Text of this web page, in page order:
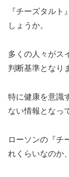
『チーズタル
しょうか。
多くの人々がス
判断基準となり
特に健康を意識
ない情報となっ
ローソンの『チ
れくらいなのか